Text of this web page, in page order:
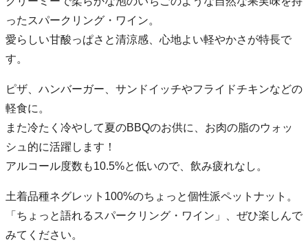
ったスパークリング・ワイン。
愛らしい甘酸っぱさと清涼感、心地よい軽やかさが特長で
す。
ピザ、ハンバーガー、サンドイッチやフライドチキンなどの
軽食に。
また冷たく冷やして夏のBBQのお供に、お肉の脂のウォッ
シュ的に活躍します！
アルコール度数も10.5%と低いので、飲み疲れなし。
土着品種ネグレット100%のちょっと個性派ペットナット。
「ちょっと語れるスパークリング・ワイン」、ぜひ楽しんで
みてください。